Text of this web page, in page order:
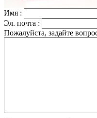
Имя :
Эл. почта :
Пожалуйста, задайте